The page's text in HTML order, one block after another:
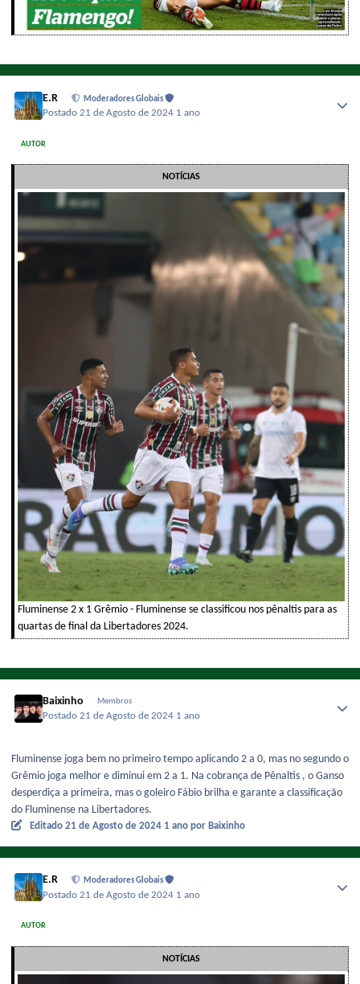
E.R Moderadores Globais
Postado21 de Agosto de 2024 1 ano
AUTOR
NOTÍCIAS
Fluminense 2 x 1 Grêmio - Fluminense se classificou nos pênaltis para as
quartas de final da Libertadores 2024.
Baixinho Membros
Postado21 de Agosto de 2024 1 ano
Fluminense joga bem no primeiro tempo aplicando 2 a 0, mas no segundo o
Grêmio joga melhor e diminui em 2 a 1. Na cobrança de Pênaltis , o Ganso
desperdiça a primeira, mas o goleiro Fábio brilha e garante a classificação
do Fluminense na Libertadores.
Editado 21 de Agosto de 2024 1 ano por Baixinho
E.R Moderadores Globais
Postado21 de Agosto de 2024 1 ano
AUTOR
NOTÍCIAS